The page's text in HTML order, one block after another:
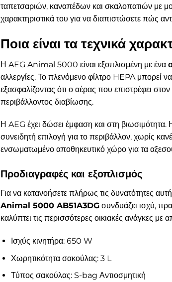
ταπετσαριών, καναπέδων και σκαλοπατιών με
χαρακτηριστικά του για να διαπιστώσετε πώς
Ποια είναι τα τεχνικά
Η AEG Animal 5000 είναι εξοπλισμένη με ένα
αλλεργίες. Το πλενόμενο φίλτρο HEPA μπορεί
εξασφαλίζοντας ότι ο αέρας που επιστρέφει
περιβάλλοντος διαβίωσης.
Η AEG έχει δώσει έμφαση και στη
συνειδητή επιλογή για το περιβάλλον, χωρίς
ενσωματωμένο αποθηκευτικό χώρο για τα
Προδιαγραφές και εξοπλισμός
Για να κατανοήσετε πλήρως τις δυνατότητες
Animal 5000 AB51A3DG συνδυάζει ισχύ,
καλύπτει τις περισσότερες οικιακές ανάγκες με
Ισχύς κινητήρα: 650 W
Χωρητικότητα σακούλας: 3 L
Τύπος σακούλας: S-bag Αντιοσμητική